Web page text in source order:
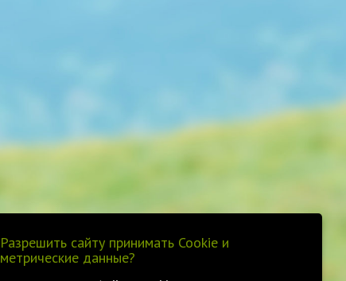
Разрешить сайту принимать Cookie и
метрические данные?